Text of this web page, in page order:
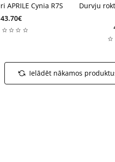
APRILE Cynia R7S
43.70€
Durvju
Ielādēt nākamos